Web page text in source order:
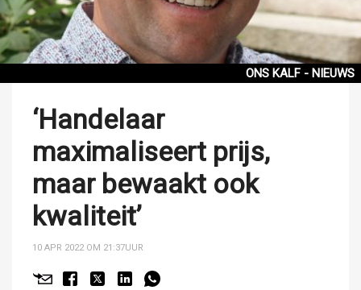
ONS KALF - NIEUWS
‘Handelaar
maximaliseert prijs,
maar bewaakt ook
kwaliteit’
10 APR 2022 OM 21:37UUR